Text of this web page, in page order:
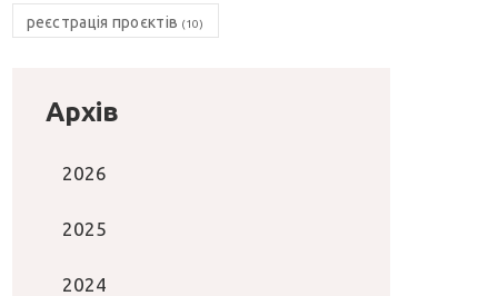
реєстрація проєктів (10)
Архів
2026
2025
2024